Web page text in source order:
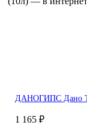
ДАНОГИПС Дано
1 165 ₽